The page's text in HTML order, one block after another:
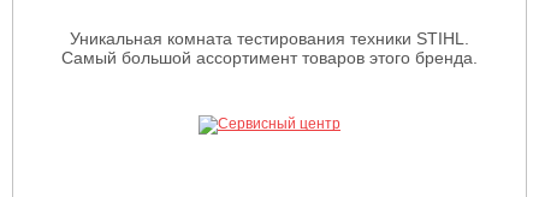
Уникальная комната тестирования техники STIHL.
Самый большой ассортимент товаров этого бренда.